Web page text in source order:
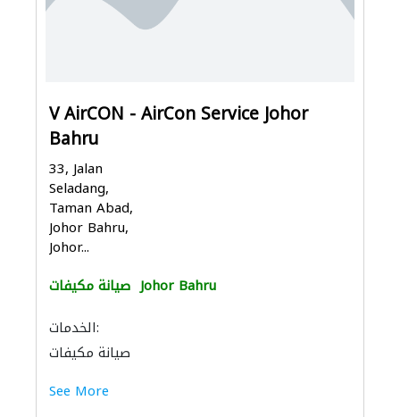
V AirCON - AirCon Service Johor
Bahru
33, Jalan
Seladang,
Taman Abad,
Johor Bahru,
Johor...
صيانة مكيفات Johor Bahru
الخدمات:
صيانة مكيفات
See More